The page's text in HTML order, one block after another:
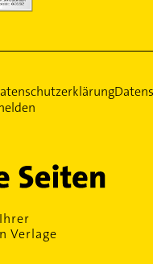
Verlage